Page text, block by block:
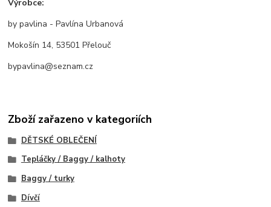
Výrobce:
by pavlina - Pavlína Urbanová
Mokošín 14, 53501 Přelouč
bypavlina@seznam.cz
Zboží zařazeno v kategoriích
DĚTSKÉ OBLEČENÍ
Tepláčky / Baggy / kalhoty
Baggy / turky
Dívčí